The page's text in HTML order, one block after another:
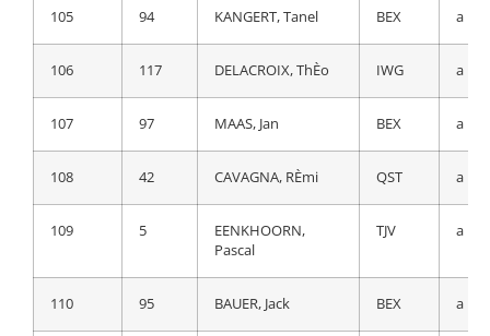
105 94 KANGERT, Tanel BEX a
106 117 DELACROIX, ThÈo IWG a
107 97 MAAS, Jan BEX a
108 42 CAVAGNA, RÈmi QST a
109 5
EENKHOORN,
Pascal
TJV a
110 95 BAUER, Jack BEX a
105 197
ISASA LARRA—AGA,
EUS a
BENGOETXEA,
ITURRIA